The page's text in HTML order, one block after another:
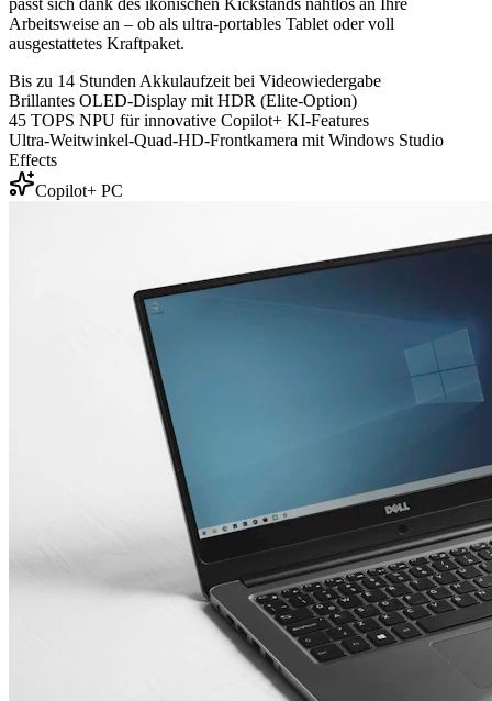
Arbeitsweise an – ob als ultra-portables Tablet oder voll
ausgestattetes Kraftpaket.
Bis zu 14 Stunden Akkulaufzeit bei Videowiedergabe
Brillantes OLED-Display mit HDR (Elite-Option)
45 TOPS NPU für innovative Copilot+ KI-Features
Ultra-Weitwinkel-Quad-HD-Frontkamera mit Windows Studio
Effects
Copilot+ PC